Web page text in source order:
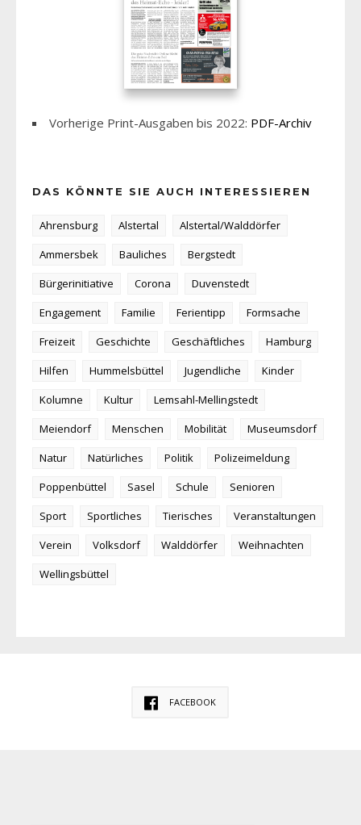
Vorherige Print-Ausgaben bis 2022: PDF-Archiv
DAS KÖNNTE SIE AUCH INTERESSIEREN
Ahrensburg Alstertal
Alstertal/Walddörfer
Ammersbek
Bauliches
Bergstedt
Bürgerinitiative
Corona
Duvenstedt
Engagement
Familie Ferientipp
Formsache
Freizeit
Geschichte Geschäftliches
Hamburg
Hilfen
Hummelsbüttel Jugendliche
Kinder
Kolumne
Kultur
Lemsahl-Mellingstedt
Meiendorf
Menschen Mobilität
Museumsdorf
Natur
Natürliches Politik
Polizeimeldung
Poppenbüttel
Sasel Schule
Senioren
Sport
Sportliches Tierisches
Veranstaltungen
Verein
Volksdorf Walddörfer
Weihnachten
Wellingsbüttel
FACEBOOK